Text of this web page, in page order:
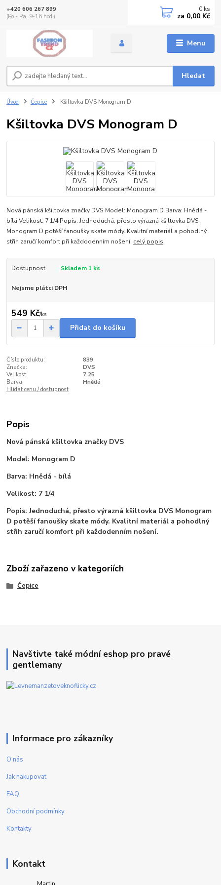
Menu
Hledat
+420 606 267 899
(Po - Pa, 9-16 hod.)
0 ks
za 0,00 Kč
Úvod Čepice Kšiltovka DVS Monogram D
Kšiltovka DVS Monogram D
Nová pánská kšiltovka značky DVS Model: Monogram D Barva: Hnědá -
bílá Velikost: 7 1/4 Popis: Jednoduchá, přesto výrazná kšiltovka DVS
Monogram D potěší fanoušky skate módy. Kvalitní materiál a pohodlný
střih zaručí komfort při každodenním nošení. celý popis
Dostupnost Skladem 1 ks
Nejsme plátci DPH
549 Kč/ks
Přidat do košíku
Číslo produktu:
839
Značka:
DVS
Velikost:
7.25
Barva:
Hnědá
Hlídat cenu / dostupnost
Popis
Nová pánská kšiltovka značky DVS
Model: Monogram D
Barva: Hnědá - bílá
Velikost: 7 1/4
Popis: Jednoduchá, přesto výrazná kšiltovka DVS Monogram
D potěší fanoušky skate módy. Kvalitní materiál a pohodlný
střih zaručí komfort při každodenním nošení.
Zboží zařazeno v kategoriích
Čepice
Navštivte také módní eshop pro pravé
gentlemany
Informace pro zákazníky
O nás
Jak nakupovat
FAQ
Obchodní podmínky
Kontakty
Kontakt